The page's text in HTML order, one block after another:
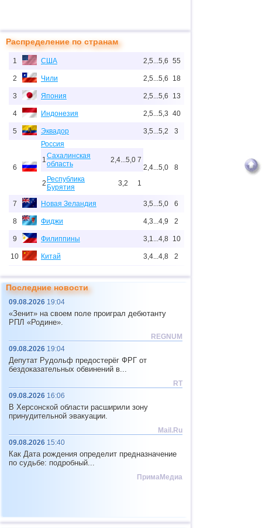
Распределение по странам
1 США 2,5...5,6 55
2 Чили 2,5...5,6 18
3 Япония 2,5...5,6 13
4 Индонезия 2,5...5,3 40
5 Эквадор 3,5...5,2 3
6
Россия
1Сахалинская
область
2,4...5,0 7
2 Республика
Бурятия
3,2 1
2,4...5,0 8
7 Новая Зеландия 3,5...5,0 6
8 Фиджи 4,3...4,9 2
9 Филиппины 3,1...4,8 10
10 Китай 3,4...4,8 2
12 Тихоокеан.поднятие (восток)
13
14 Аргентина
15 Соломоновы о.
16 Вануату
1
18 Турция
19 Мексика
4,3 1
21
22 Непал
Последние новости
09.08.2026 19:04
«Зенит» на своем поле проиграл дебютанту
РПЛ «Родине».
REGNUM
09.08.2026 19:04
Депутат Рудольф предостерёг ФРГ от
бездоказательных обвинений в...
RT
09.08.2026 16:06
В Херсонской области расширили зону
принудительной эвакуации.
Mail.Ru
09.08.2026 15:40
Как Дата рождения определит предназначение
по судьбе: подробный...
ПримаМедиа